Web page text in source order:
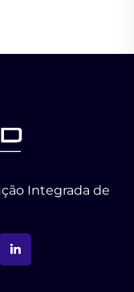
Integrada de